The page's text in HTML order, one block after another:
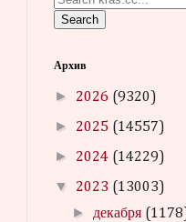
Search
Архив
► 2026 (9320)
► 2025 (14557)
► 2024 (14229)
▼ 2023 (13003)
► декабря